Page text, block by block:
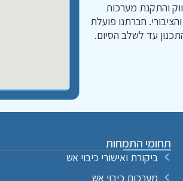
והתקנת מערכות
חברתנו פועלת
עד לשלב הסיום.
תחומי התמחות
ביקורת ואישורי כיבוי אש
מערכות כיבוי אש